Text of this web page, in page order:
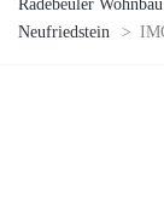
Radebeuler
Neufriedstein
>